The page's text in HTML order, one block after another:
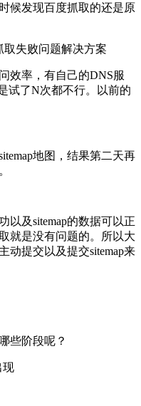
候发现百度抓取的还是原
效率，有自己的DNS服
试了N次都不行。以前的
地图，结果第二天再
以及sitemap的数据可以正
就是没有问题的。所以大
动提交以及提交sitemap来
些阶段呢？
现